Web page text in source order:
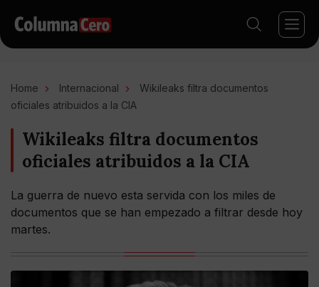
Home Internacional
Wikileaks filtra documentos
oficiales atribuidos a la CIA
Wikileaks filtra documentos
oficiales atribuidos a la CIA
La guerra de nuevo esta servida con los miles de
documentos que se han empezado a filtrar desde hoy
martes.